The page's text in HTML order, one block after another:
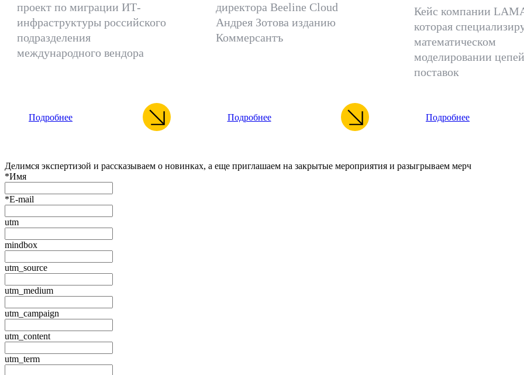
проект по миграции ИТ-
инфраструктуры российского
подразделения
международного вендора
Подробнее
директора Beeline Cloud
Андрея Зотова изданию
Коммерсантъ
Подробнее
Кейс компании
которая
математическом
моделировании цепей
поставок
Подробнее
Делимся экспертизой и рассказываем о новинках, а еще приглашаем на закрытые мероприятия и разыгрываем мерч
*Имя
*E-mail
utm
mindbox
utm_source
utm_medium
utm_campaign
utm_content
utm_term